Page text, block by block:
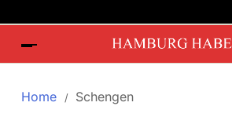
Home Schengen